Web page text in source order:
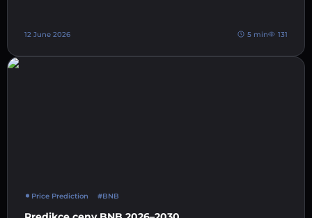
12 June 2026 5 min 131
Price Prediction #BNB